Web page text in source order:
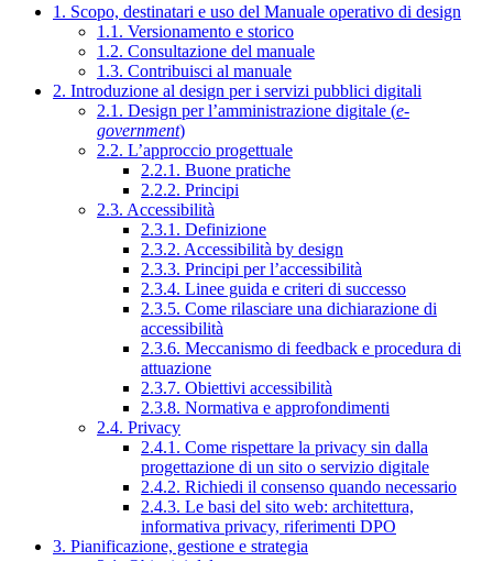
1. Scopo, destinatari e uso del Manuale operativo di design
1.1. Versionamento e storico
1.2. Consultazione del manuale
1.3. Contribuisci al manuale
2. Introduzione al design per i servizi pubblici digitali
2.1. Design per l’amministrazione digitale (e-
government)
2.2. L’approccio progettuale
2.2.1. Buone pratiche
2.2.2. Principi
2.3. Accessibilità
2.3.1. Definizione
2.3.2. Accessibilità by design
2.3.3. Principi per l’accessibilità
2.3.4. Linee guida e criteri di successo
2.3.5. Come rilasciare una dichiarazione di
accessibilità
2.3.6. Meccanismo di feedback e procedura di
attuazione
2.3.7. Obiettivi accessibilità
2.3.8. Normativa e approfondimenti
2.4. Privacy
2.4.1. Come rispettare la privacy sin dalla
progettazione di un sito o servizio digitale
2.4.2. Richiedi il consenso quando necessario
2.4.3. Le basi del sito web: architettura,
informativa privacy, riferimenti DPO
3. Pianificazione, gestione e strategia